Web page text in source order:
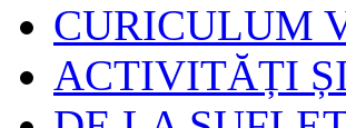
CURICULUM
ACTIVITĂȚI